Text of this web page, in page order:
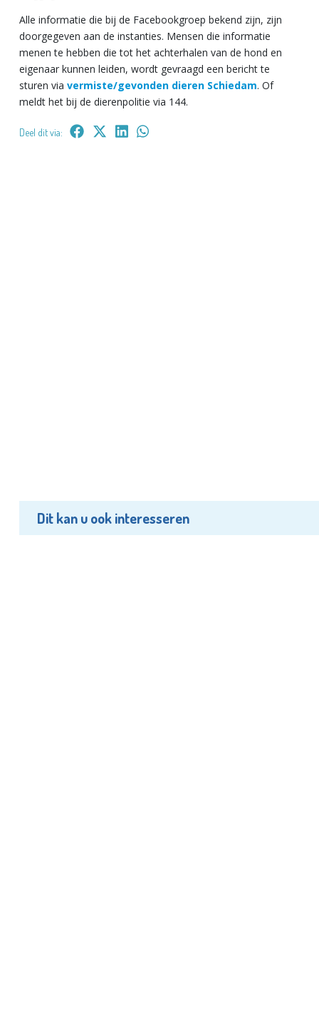
Alle informatie die bij de Facebookgroep bekend zijn, zijn
doorgegeven aan de instanties. Mensen die informatie
menen te hebben die tot het achterhalen van de hond en
eigenaar kunnen leiden, wordt gevraagd een bericht te
sturen via vermiste/gevonden dieren Schiedam. Of
meldt het bij de dierenpolitie via 144.
Deel dit via:
Dit kan u ook interesseren